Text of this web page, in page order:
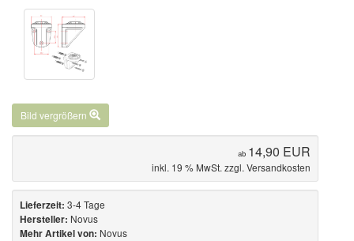
Bild vergrößern
ab 14,90 EUR
inkl. 19 % MwSt. zzgl. Versandkosten
Lieferzeit: 3-4 Tage
Hersteller: Novus
Mehr Artikel von: Novus